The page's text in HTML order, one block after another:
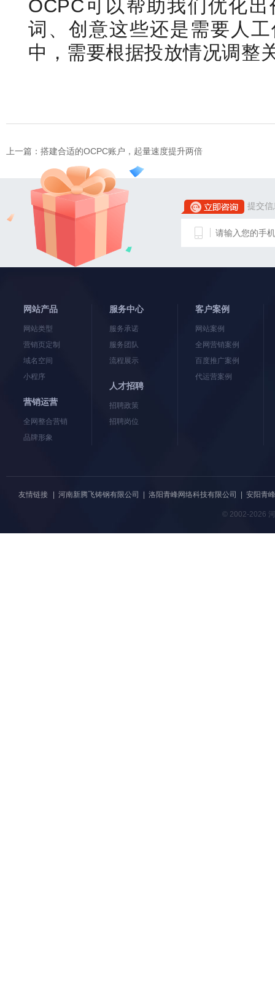
OCPC可以帮助我们优化
词、创意这些还是需要人
中，需要根据投放情况调整
上一篇： 搭建合适的OCPC账户，起量速度提升两倍
提交
网站产品
网站类型
营销页定制
域名空间
小程序
营销运营
全网整合营销
品牌形象
服务中心
服务承诺
服务团队
流程展示
人才招聘
招聘政策
招聘岗位
客户案例
网站案例
全网营销案例
百度推广案例
代运营案例
友情链接 河南新腾飞铸钢有限公司 洛阳青峰网络科技有限公司 安阳青
© 2002-2026